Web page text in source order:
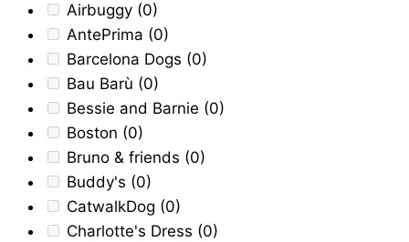
Airbuggy (0)
AntePrima (0)
Barcelona Dogs (0)
Bau Barù (0)
Bessie and Barnie (0)
Boston (0)
Bruno & friends (0)
Buddy's (0)
CatwalkDog (0)
Charlotte's Dress (0)